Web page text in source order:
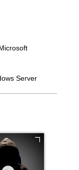
Server